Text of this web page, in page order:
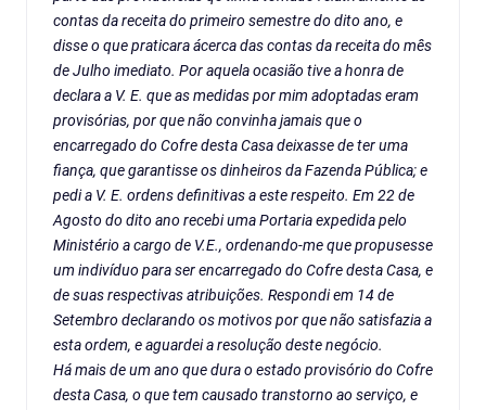
contas da receita do primeiro semestre do dito ano, e
disse o que praticara ácerca das contas da receita do mês
de Julho imediato. Por aquela ocasião tive a honra de
declara a V. E. que as medidas por mim adoptadas eram
provisórias, por que não convinha jamais que o
encarregado do Cofre desta Casa deixasse de ter uma
fiança, que garantisse os dinheiros da Fazenda Pública; e
pedi a V. E. ordens definitivas a este respeito. Em 22 de
Agosto do dito ano recebi uma Portaria expedida pelo
Ministério a cargo de V.E., ordenando-me que propusesse
um indivíduo para ser encarregado do Cofre desta Casa, e
de suas respectivas atribuições. Respondi em 14 de
Setembro declarando os motivos por que não satisfazia a
esta ordem, e aguardei a resolução deste negócio.
Há mais de um ano que dura o estado provisório do Cofre
desta Casa, o que tem causado transtorno ao serviço, e